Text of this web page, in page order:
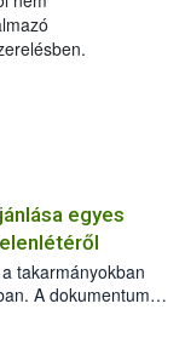
egyes
takarmányokban
A dokumentum
és a jelenleg